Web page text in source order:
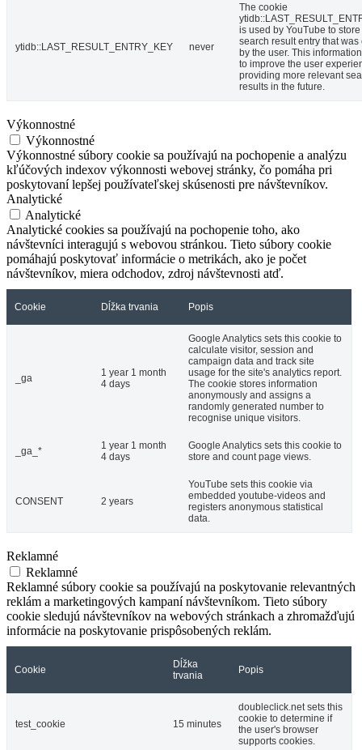
ytidb::LAST_RESULT_ENTRY_KEY never
The cookie
is used by YouTube to
search result entry that was
by the user. This
to improve the user
providing more relevant
results in the future.
Výkonnostné
Výkonnostné
Výkonnostné súbory cookie sa používajú na pochopenie a analýzu
kľúčových indexov výkonnosti webovej stránky, čo pomáha pri
poskytovaní lepšej používateľskej skúsenosti pre návštevníkov.
Analytické
Analytické
Analytické cookies sa používajú na pochopenie toho, ako
návštevníci interagujú s webovou stránkou. Tieto súbory cookie
pomáhajú poskytovať informácie o metrikách, ako je počet
návštevníkov, miera odchodov, zdroj návštevnosti atď.
Cookie Dĺžka trvania Popis
_ga
1 year 1 month
4 days
Google Analytics sets this cookie to
calculate visitor, session and
campaign data and track site
usage for the site's analytics report.
The cookie stores information
anonymously and assigns a
randomly generated number to
recognise unique visitors.
_ga_*
1 year 1 month
4 days
Google Analytics sets this cookie to
store and count page views.
CONSENT 2 years
YouTube sets this cookie via
embedded youtube-videos and
registers anonymous statistical
data.
Reklamné
Reklamné
Reklamné súbory cookie sa používajú na poskytovanie relevantných
reklám a marketingových kampaní návštevníkom. Tieto súbory
cookie sledujú návštevníkov na webových stránkach a zhromažďujú
informácie na poskytovanie prispôsobených reklám.
Cookie
Dĺžka
trvania
Popis
test_cookie 15 minutes
doubleclick.net sets this
cookie to determine if
the user's browser
supports cookies.